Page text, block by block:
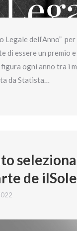
dell’Anno”
di essere un premio
ogni anno tra i
da Statista…
de